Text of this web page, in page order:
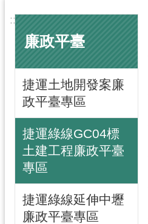
:::
廉政平臺
捷運土地開發案廉
政平臺專區
捷運綠線GC04標
土建工程廉政平臺
專區
捷運綠線延伸中壢
廉政平臺專區